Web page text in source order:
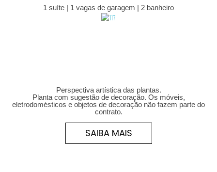
1 suíte | 1 vagas de garagem | 2 banheiro
Perspectiva artística das plantas.
Planta com sugestão de decoração. Os móveis,
eletrodomésticos e objetos de decoração não fazem parte do
contrato.
SAIBA MAIS